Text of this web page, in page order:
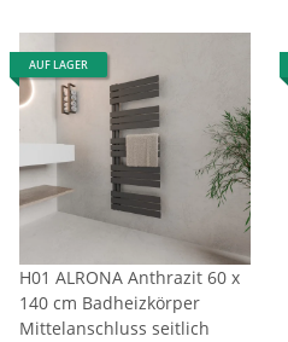
AUF LAGER
H01 ALRONA Anthrazit 60 x
140 cm Badheizkörper
Mittelanschluss seitlich